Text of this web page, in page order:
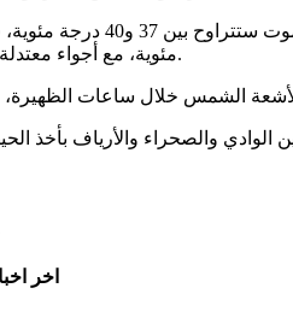
مئوية، مع أجواء معتدلة إلى دافئة نسبياً خلال ساعات المساء والليل، ورطوبة على المناطق الساحلية.
اخر